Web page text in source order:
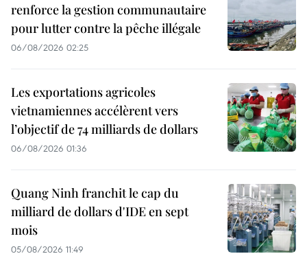
renforce la gestion communautaire
pour lutter contre la pêche illégale
06/08/2026 02:25
Les exportations agricoles
vietnamiennes accélèrent vers
l’objectif de 74 milliards de dollars
06/08/2026 01:36
Quang Ninh franchit le cap du
milliard de dollars d'IDE en sept
mois
05/08/2026 11:49